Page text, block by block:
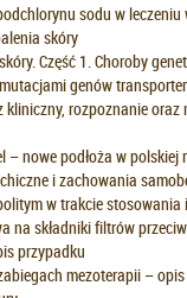
sodu w
skóry
Część 1. Choroby
genów
kliniczny, rozpoznanie oraz
– nowe podłoża w polskiej
i zachowania
w trakcie stosowania
na składniki filtrów
przypadku
mezoterapii –